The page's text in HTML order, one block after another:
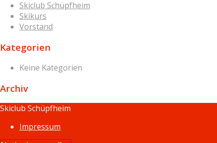
Skiclub Schüpfheim
Skikurs
Vorstand
Kategorien
Keine Kategorien
Archiv
Skiclub Schüpfheim
Impressum